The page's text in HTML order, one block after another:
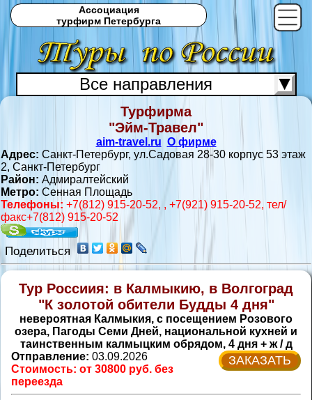
Ассоциация
турфирм Петербурга
Все направления
Турфирма
"Эйм-Травел"
aim-travel.ru О фирме
Адрес: Санкт-Петербург, ул.Садовая 28-30 корпус 53 этаж
2, Санкт-Петербург
Район: Адмиралтейский
Метро: Сенная Площадь
Телефоны: +7(812) 915-20-52, , +7(921) 915-20-52, тел/
факс+7(812) 915-20-52
Поделиться
Тур Россиия: в Калмыкию, в Волгоград
"К золотой обители Будды 4 дня"
невероятная Калмыкия, с посещением Розового
озера, Пагоды Семи Дней, национальной кухней и
таинственным калмыцким обрядом, 4 дня + ж / д
ЗАКАЗАТЬ
Отправление: 03.09.2026
Стоимость: от 30800 руб. без
переезда